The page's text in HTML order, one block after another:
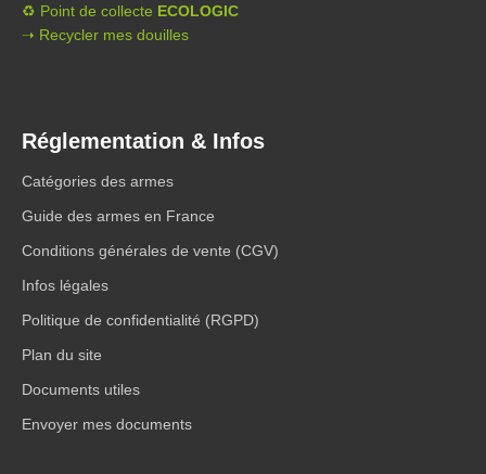
♻️ Point de collecte ECOLOGIC
➝ Recycler mes douilles
Réglementation & Infos
Catégories des armes
Guide des armes en France
Conditions générales de vente (CGV)
Infos légales
Politique de confidentialité (RGPD)
Plan du site
Documents utiles
Envoyer mes documents